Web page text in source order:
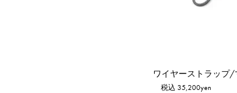
税込 35,200yen